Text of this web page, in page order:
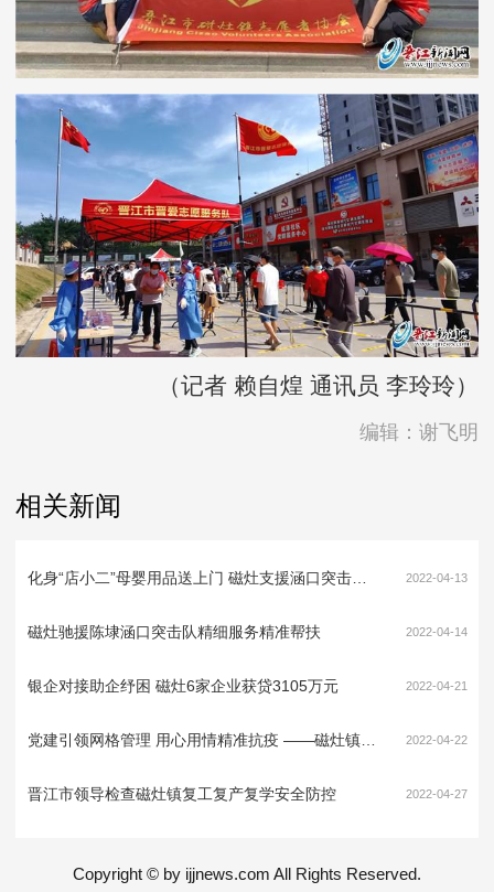
（记者 赖自煌 通讯员 李玲玲）
编辑：谢飞明
相关新闻
化身“店小二”母婴用品送上门 磁灶支援涵口突击队解群众所急 2022-04-13
磁灶驰援陈埭涵口突击队精细服务精准帮扶 2022-04-14
银企对接助企纾困 磁灶6家企业获贷3105万元 2022-04-21
党建引领网格管理 用心用情精准抗疫 ——磁灶镇疫情防控突击队工作侧记 2022-04-22
晋江市领导检查磁灶镇复工复产复学安全防控 2022-04-27
Copyright © by ijjnews.com All Rights Reserved.